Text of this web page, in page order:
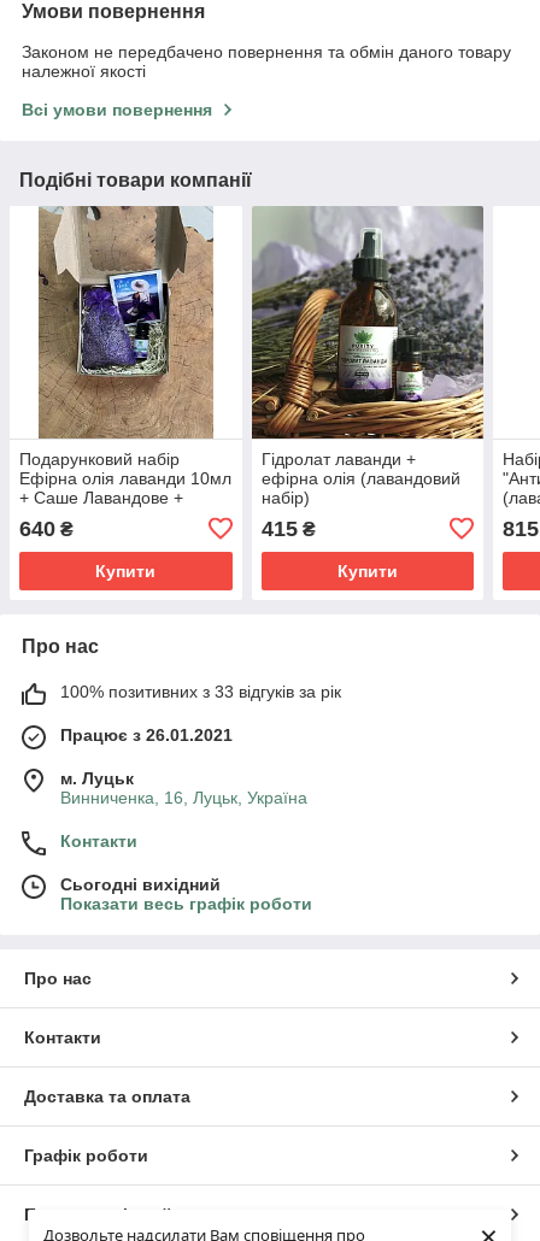
Дозвольте надсилати Вам сповіщення про
Умови повернення
Законом не передбачено повернення та обмін даного товару
належної якості
Всі умови повернення
Подібні товари компанії
Подарунковий набір
Ефірна олія лаванди 10мл
+ Саше Лавандове +
640 ₴
Купити
Гідролат лаванди +
ефірна олія (лавандовий
набір)
415₴
Купити
815
Про нас
100% позитивних з 33 відгуків за рік
Працює з 26.01.2021
м. Луцьк
Винниченка, 16, Луцьк, Україна
Контакти
Сьогодні вихідний
Показати весь графік роботи
Про нас
Контакти
Доставка та оплата
Графік роботи
Повна версія сайту